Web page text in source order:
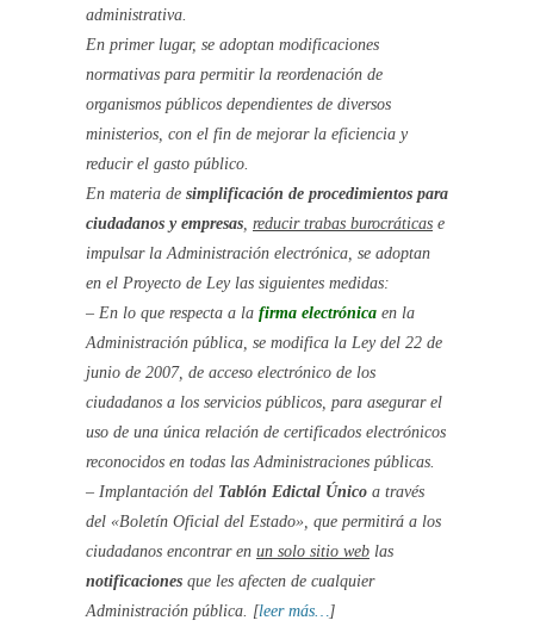
administrativa.
En primer lugar, se adoptan modificaciones
normativas para permitir la reordenación de
organismos públicos dependientes de diversos
ministerios, con el fin de mejorar la eficiencia y
reducir el gasto público.
En materia de simplificación de procedimientos para
ciudadanos y empresas, reducir trabas burocráticas e
impulsar la Administración electrónica, se adoptan
en el Proyecto de Ley las siguientes medidas:
– En lo que respecta a la firma electrónica en la
Administración pública, se modifica la Ley del 22 de
junio de 2007, de acceso electrónico de los
ciudadanos a los servicios públicos, para asegurar el
uso de una única relación de certificados electrónicos
reconocidos en todas las Administraciones públicas.
– Implantación del Tablón Edictal Único a través
del «Boletín Oficial del Estado», que permitirá a los
ciudadanos encontrar en un solo sitio web las
notificaciones que les afecten de cualquier
Administración pública. [leer más…]